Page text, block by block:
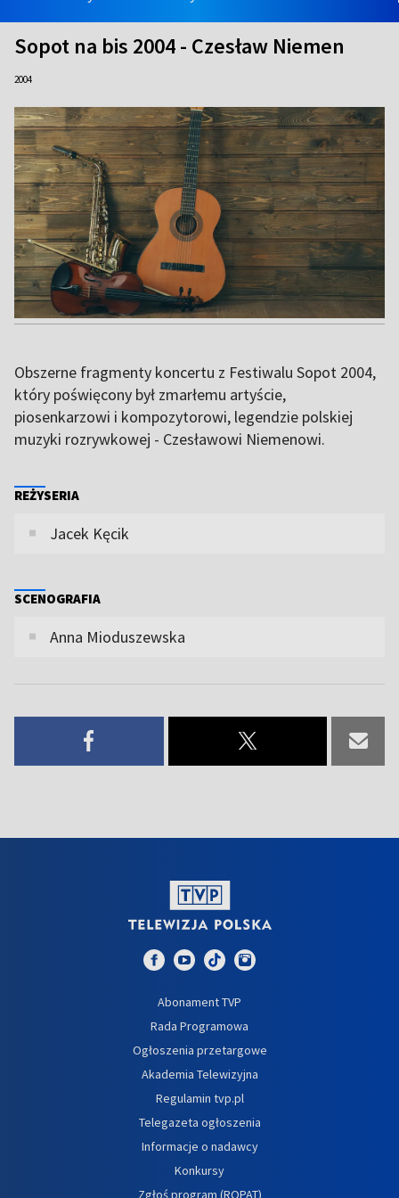
Sopot na bis 2004 - Czesław Niemen
2004
Obszerne fragmenty koncertu z Festiwalu Sopot 2004,
który poświęcony był zmarłemu artyście,
piosenkarzowi i kompozytorowi, legendzie polskiej
muzyki rozrywkowej - Czesławowi Niemenowi.
REŻYSERIA
Jacek Kęcik
SCENOGRAFIA
Anna Mioduszewska
Abonament TVP
Rada Programowa
Ogłoszenia przetargowe
Akademia Telewizyjna
Regulamin tvp.pl
Telegazeta ogłoszenia
Informacje o nadawcy
Konkursy
Zgłoś program (ROPAT)